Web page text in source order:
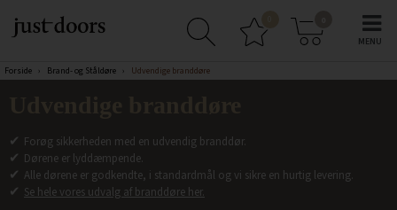
Forside › Brand- og Ståldøre › Udvendige branddøre
✔ Forøg sikkerheden med en udvendig branddør.
✔ Dørene er lyddæmpende.
✔ Alle dørene er godkendte, i standardmål og vi sikre en hurtig levering.
✔ Se hele vores udvalg af branddøre her.